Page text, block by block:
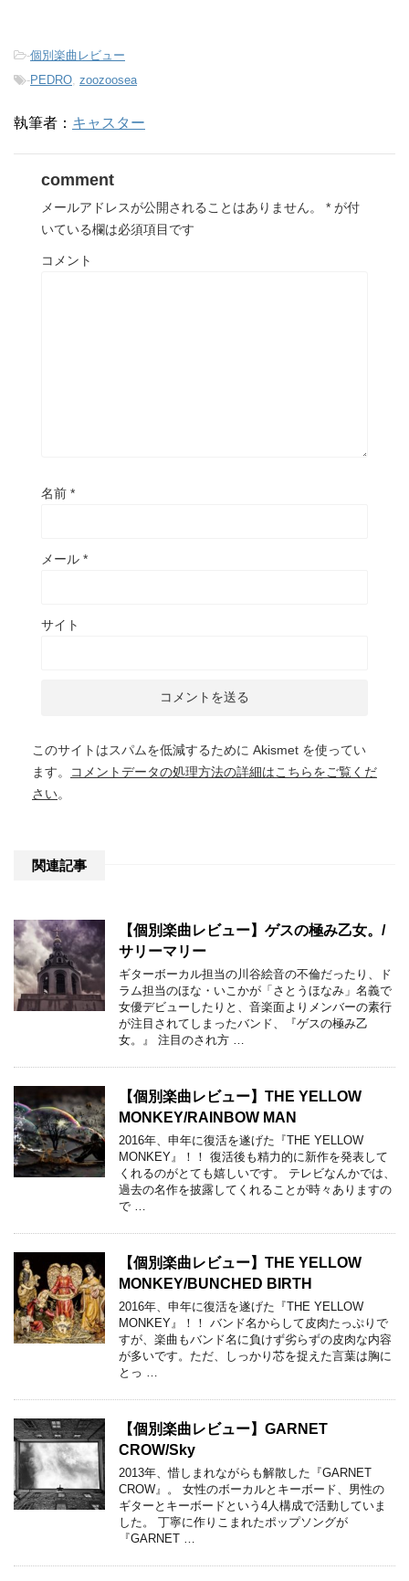
-個別楽曲レビュー
-PEDRO zoozoosea
執筆者： キャスター
comment
メールアドレスが公開されることはありません。 * が付
いている欄は必須項目です
コメント
名前 *
メール *
サイト
このサイトはスパムを低減するために Akismet を使ってい
ます。
コメントデータの処理方法の詳細はこちらをご覧くだ
さい。
関連記事
【個別楽曲レビュー】ゲスの極み乙女。/
サリーマリー
ギターボーカル担当の川谷絵音の不倫だったり、ド
ラム担当のほな・いこかが「さとうほなみ」名義で
女優デビューしたりと、音楽面よりメンバーの素行
が注目されてしまったバンド、『ゲスの極み乙
女。』 注目のされ方 …
【個別楽曲レビュー】THE YELLOW
MONKEY/RAINBOW MAN
2016年、申年に復活を遂げた『THE YELLOW
MONKEY』！！ 復活後も精力的に新作を発表して
くれるのがとても嬉しいです。 テレビなんかでは、
過去の名作を披露してくれることが時々ありますの
で …
【個別楽曲レビュー】THE YELLOW
MONKEY/BUNCHED BIRTH
2016年、申年に復活を遂げた『THE YELLOW
MONKEY』！！ バンド名からして皮肉たっぷりで
すが、楽曲もバンド名に負けず劣らずの皮肉な内容
が多いです。ただ、しっかり芯を捉えた言葉は胸に
とっ …
【個別楽曲レビュー】GARNET
CROW/Sky
2013年、惜しまれながらも解散した『GARNET
CROW』。 女性のボーカルとキーボード、男性の
ギターとキーボードという4人構成で活動していま
した。 丁寧に作りこまれたポップソングが
『GARNET …